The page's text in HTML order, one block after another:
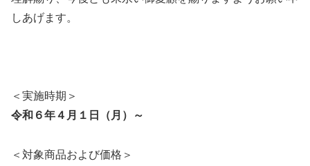
しあげます。
＜実施時期＞
令和６年４月１日（月）～
＜対象商品および価格＞